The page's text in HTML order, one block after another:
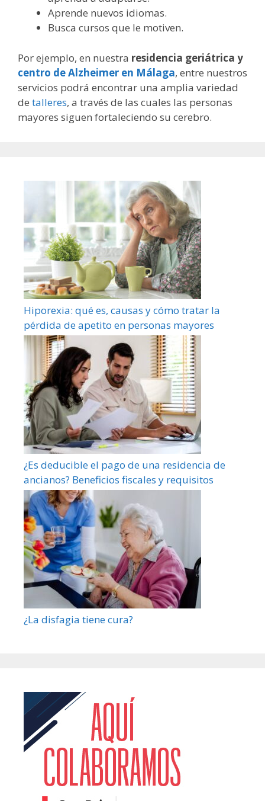
Aprende nuevos idiomas.
Busca cursos que le motiven.
Por ejemplo, en nuestra residencia geriátrica y
centro de Alzheimer en Málaga, entre nuestros
servicios podrá encontrar una amplia variedad
de talleres, a través de las cuales las personas
mayores siguen fortaleciendo su cerebro.
Hiporexia: qué es, causas y cómo tratar la
pérdida de apetito en personas mayores
¿Es deducible el pago de una residencia de
ancianos? Beneficios fiscales y requisitos
¿La disfagia tiene cura?